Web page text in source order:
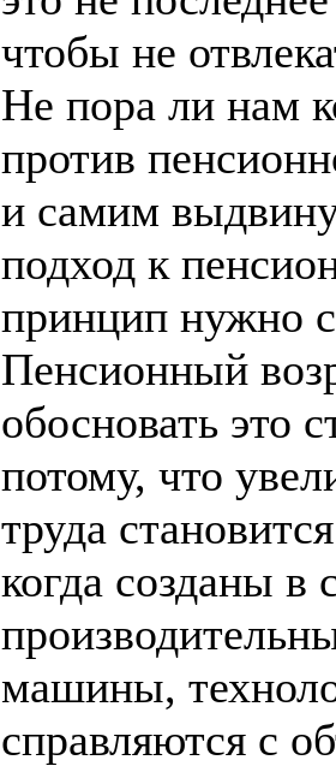
чтобы не
Не пора ли нам
против
и самим
подход к
принцип нужно
Пенсионный
обосновать это
потому, что
труда
когда созданы
машины,
справляются с